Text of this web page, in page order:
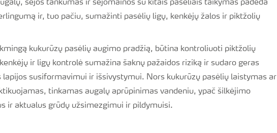
sėjos tankumas ir sėjomainos su kitais pasėliais taikymas padeda
ir, tuo pačiu, sumažinti pasėlių ligų, kenkėjų žalos ir piktžolių
kukurūzų pasėlių augimo pradžią, būtina kontroliuoti piktžolių
ir ligų kontrolė sumažina šaknų pažaidos riziką ir sudaro geras
lapijos susiformavimui ir išsivystymui. Nors kukurūzų pasėlių laistymas ar
tinkamas augalų aprūpinimas vandeniu, ypač šilkėjimo
ir aktualus grūdų užsimezgimui ir pildymuisi.